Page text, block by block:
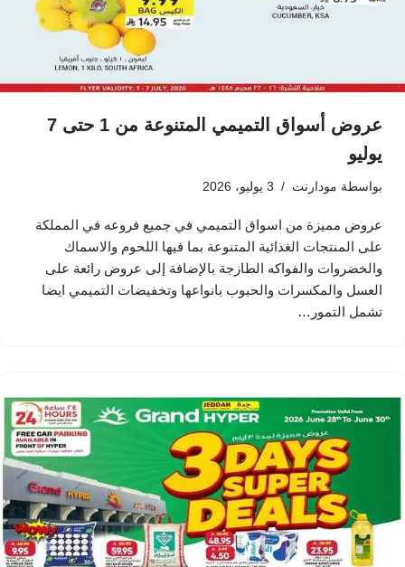
عروض أسواق التميمي المتنوعة من 1 حتى 7
يوليو
بواسطة مودارنت 3 يوليو، 2026
عروض مميزة من اسواق التميمي في جميع فروعه في المملكة
على المنتجات الغذائية المتنوعة بما فيها اللحوم والاسماك
والخضروات والفواكه الطازجة بالإضافة إلى عروض رائعة على
العسل والمكسرات والحبوب بانواعها وتخفيضات التميمي ايضا
تشمل التمور…